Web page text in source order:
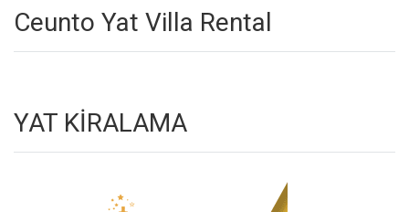
Ceunto Yat Villa Rental
YAT KİRALAMA